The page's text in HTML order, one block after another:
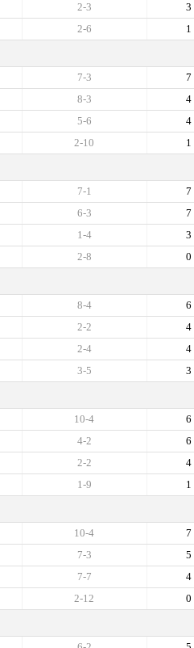
3
2-3
1
2-6
7
7-3
4
8-3
4
5-6
1
2-10
7
7-1
7
6-3
3
1-4
0
2-8
6
8-4
4
2-2
4
2-4
3
3-5
6
10-4
6
4-2
4
2-2
1
1-9
7
10-4
5
7-3
4
7-7
0
2-12